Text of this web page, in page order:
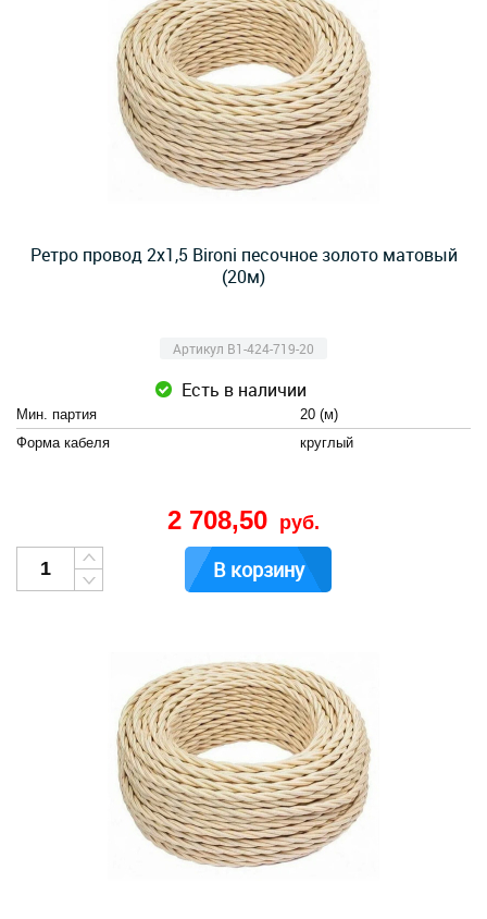
Ретро провод 2х1,5 Bironi песочное золото матовый
(20м)
Артикул B1-424-719-20
Есть в наличии
Мин. партия
20 (м)
Форма кабеля
круглый
2 708,50 руб.
В корзину